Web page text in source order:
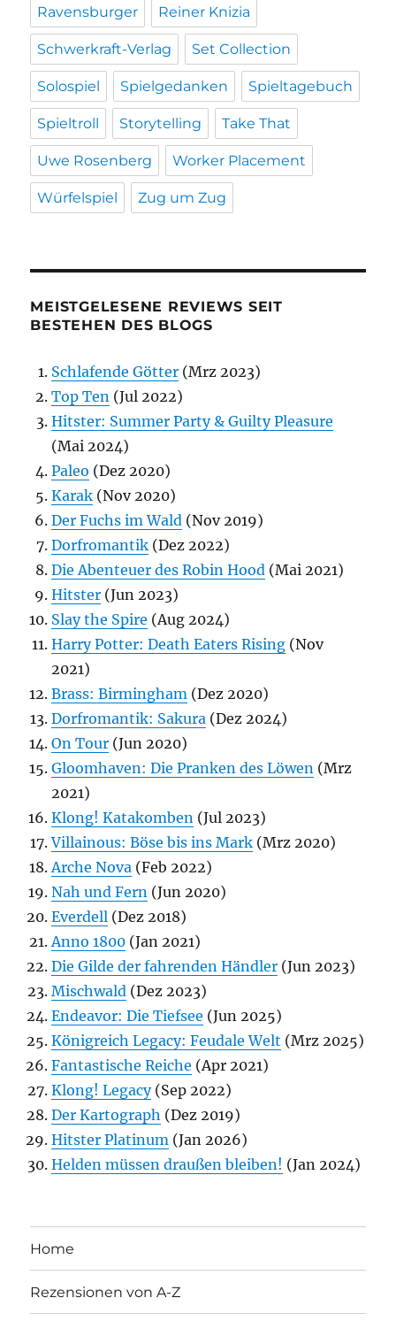
Ravensburger Reiner Knizia
Schwerkraft-Verlag Set Collection
Solospiel Spielgedanken Spieltagebuch
Spieltroll Storytelling Take That
Uwe Rosenberg Worker Placement
Würfelspiel Zug um Zug
MEISTGELESENE REVIEWS SEIT
BESTEHEN DES BLOGS
Schlafende Götter (Mrz 2023)
Top Ten (Jul 2022)
Hitster: Summer Party & Guilty Pleasure
(Mai 2024)
Paleo (Dez 2020)
Karak (Nov 2020)
Der Fuchs im Wald (Nov 2019)
Dorfromantik (Dez 2022)
Die Abenteuer des Robin Hood (Mai 2021)
Hitster (Jun 2023)
Slay the Spire (Aug 2024)
Harry Potter: Death Eaters Rising (Nov
2021)
Brass: Birmingham (Dez 2020)
Dorfromantik: Sakura (Dez 2024)
On Tour (Jun 2020)
Gloomhaven: Die Pranken des Löwen (Mrz
2021)
Klong! Katakomben (Jul 2023)
Villainous: Böse bis ins Mark (Mrz 2020)
Arche Nova (Feb 2022)
Nah und Fern (Jun 2020)
Everdell (Dez 2018)
Anno 1800 (Jan 2021)
Die Gilde der fahrenden Händler (Jun 2023)
Mischwald (Dez 2023)
Endeavor: Die Tiefsee (Jun 2025)
Königreich Legacy: Feudale Welt (Mrz 2025)
Fantastische Reiche (Apr 2021)
Klong! Legacy(Sep 2022)
Der Kartograph (Dez 2019)
Hitster Platinum (Jan 2026)
Helden müssen draußen bleiben! (Jan 2024)
Home
Rezensionen von A-Z